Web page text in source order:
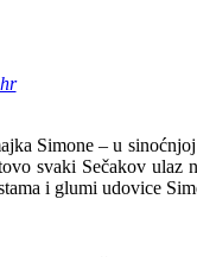
Simone – u
svaki Sečakov ulaz
i glumi udovice